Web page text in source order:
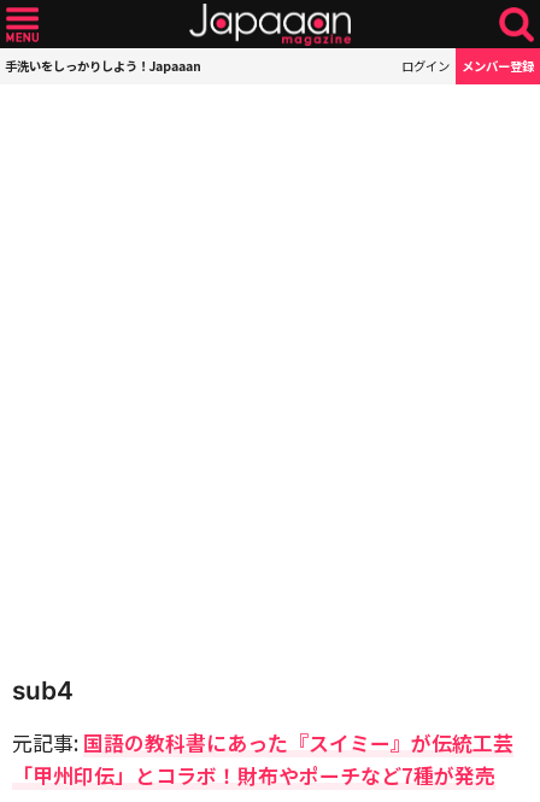
手洗いをしっかりしよう！Japaaan ログイン メンバー登録
sub4
元記事: 国語の教科書にあった『スイミー』が伝統工芸
「甲州印伝」とコラボ！財布やポーチなど7種が発売